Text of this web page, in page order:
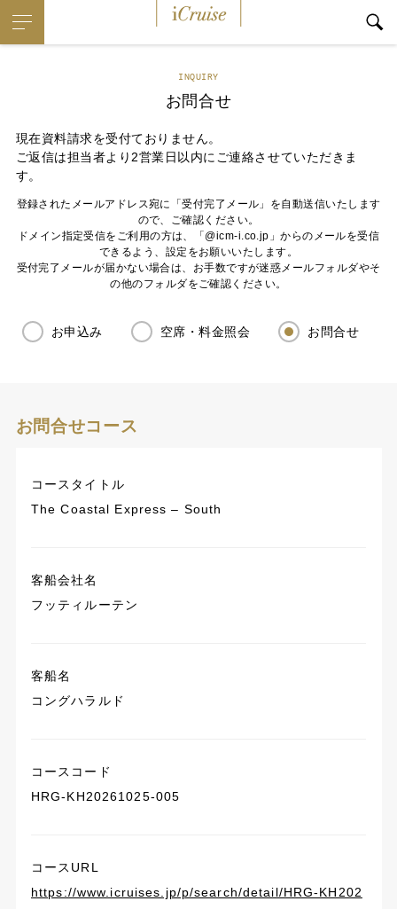
INQUIRY
お問合せ
現在資料請求を受付ておりません。
ご返信は担当者より2営業日以内にご連絡させていただきま
す。
登録されたメールアドレス宛に「受付完了メール」を自動送信いたします
ので、ご確認ください。
ドメイン指定受信をご利用の方は、「@icm-i.co.jp」からのメールを受信
できるよう、設定をお願いいたします。
受付完了メールが届かない場合は、お手数ですが迷惑メールフォルダやそ
の他のフォルダをご確認ください。
お申込み 空席・料金照会 お問合せ
お問合せコース
コースタイトル
The Coastal Express – South
客船会社名
フッティルーテン
客船名
コングハラルド
コースコード
HRG-KH20261025-005
コースURL
https://www.icruises.jp/p/search/detail/HRG-KH202